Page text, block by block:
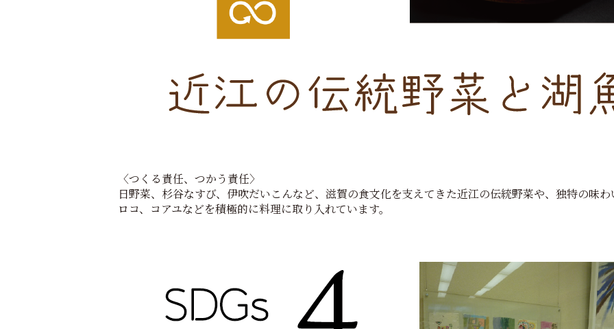
〈つくる責任、つかう責任〉
日野菜、杉谷なすび、伊吹だいこんなど、滋賀の食文化を支えてきた近江の伝統野菜や、独特の味
ロコ、コアユなどを積極的に料理に取り入れています。